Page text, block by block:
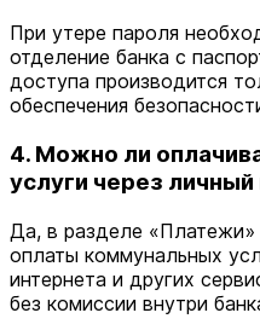
При утере пароля
отделение банка с
доступа производится
обеспечения
4. Можно ли
услуги через личный
Да, в разделе
оплаты коммунальных
интернета и других
без комиссии внутри